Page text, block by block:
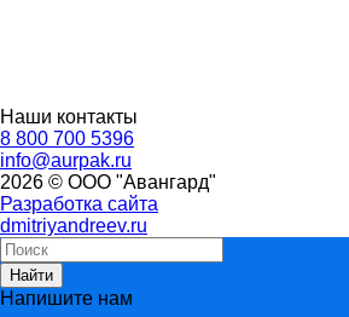
Наши контакты
8 800 700 5396
info@aurpak.ru
2026 © ООО "Авангард"
Разработка сайта
dmitriyandreev.ru
Найти
Напишите нам